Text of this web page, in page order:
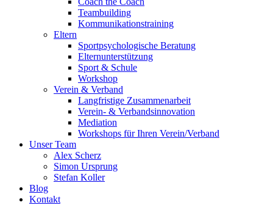
Teambuilding
Kommunikationstraining
Eltern
Sportpsychologische Beratung
Elternunterstützung
Sport & Schule
Workshop
Verein & Verband
Langfristige Zusammenarbeit
Verein- & Verbandsinnovation
Mediation
Workshops für Ihren Verein/Verband
Unser Team
Alex Scherz
Simon Ursprung
Stefan Koller
Blog
Kontakt